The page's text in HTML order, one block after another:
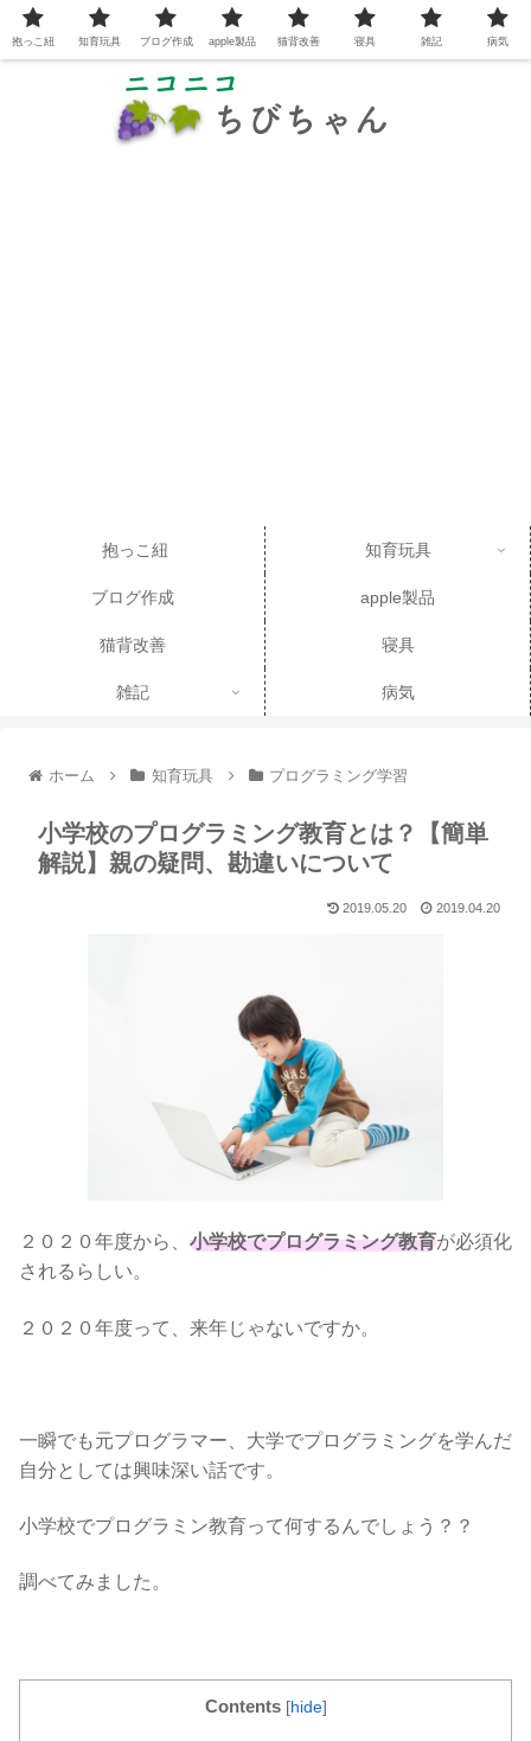
抱っこ紐 知育玩具
ブログ作成 apple製品
猫背改善 寝具
雑記 病気
ホーム 知育玩具 プログラミング学習
小学校のプログラミング教育とは？【簡単
解説】親の疑問、勘違いについて
2019.05.20 2019.04.20
２０２０年度から、 小学校でプログラミング教育が必須化
されるらしい。
２０２０年度って、来年じゃないですか。
一瞬でも元プログラマー、大学でプログラミングを学んだ
自分としては興味深い話です。
小学校でプログラミン教育って何するんでしょう？？
調べてみました。
Contents [hide]
抱っこ紐 知育玩具 ブログ作成 apple製品 猫背改善 寝具 雑記 病気